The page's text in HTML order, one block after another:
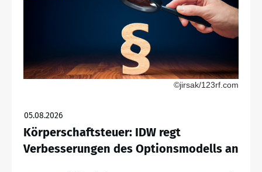
©jirsak/123rf.com
05.08.2026
Körperschaftsteuer: IDW regt
Verbesserungen des Optionsmodells an